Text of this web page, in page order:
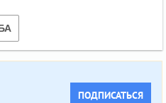
ПОДПИСАТЬСЯ